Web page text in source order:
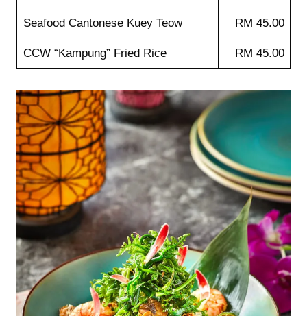
Seafood Cantonese Kuey Teow RM 45.00
CCW “Kampung” Fried Rice RM 45.00